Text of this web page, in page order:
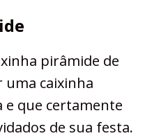
pirâmide de
uma caixinha
e que certamente
de sua festa.